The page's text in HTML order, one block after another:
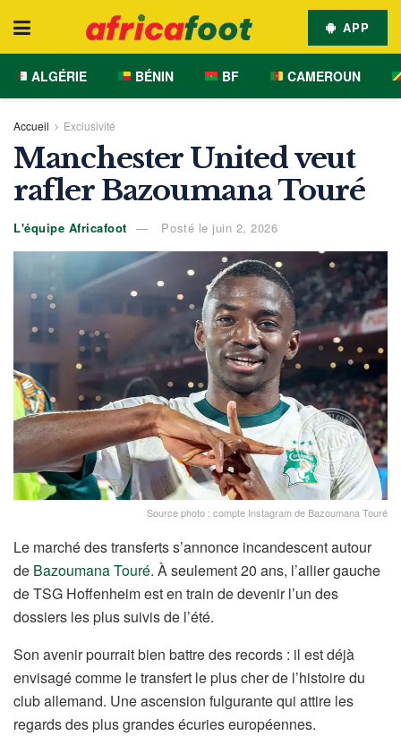
APP
ALGÉRIE BÉNIN BF CAMEROUN
Accueil Exclusivité
Manchester United veut
rafler Bazoumana Touré
L'équipe Africafoot Posté le juin 2, 2026
Source photo : compte Instagram de Bazoumana Touré
Le marché des transferts s’annonce incandescent autour
de Bazoumana Touré. À seulement 20 ans, l’ailier gauche
de TSG Hoffenheim est en train de devenir l’un des
dossiers les plus suivis de l’été.
Son avenir pourrait bien battre des records : il est déjà
envisagé comme le transfert le plus cher de l’histoire du
club allemand. Une ascension fulgurante qui attire les
regards des plus grandes écuries européennes.